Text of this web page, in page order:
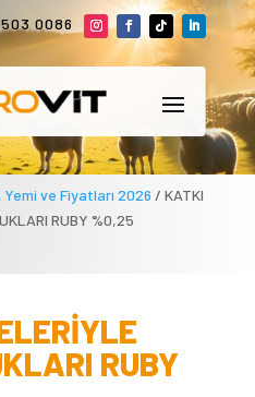
0086
ve Fiyatları 2026 / KATKI
RUBY %0,25
RUBY